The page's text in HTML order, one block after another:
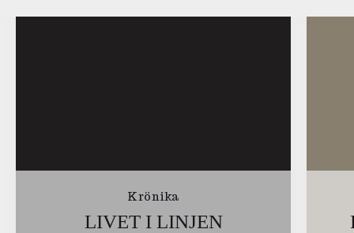
Krönika
LIVET I LINJEN